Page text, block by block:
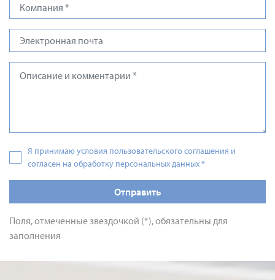
Я принимаю условия пользовательского соглашения и
согласен на обработку персональных данных*
Отправить
Поля, отмеченные звездочкой (*), обязательны для
заполнения